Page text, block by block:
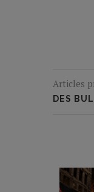
Articles
DES